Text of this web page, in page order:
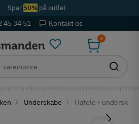
Spar 50%på outlet
45 34 51 Kontakt os
0
Underskabe Häfele -